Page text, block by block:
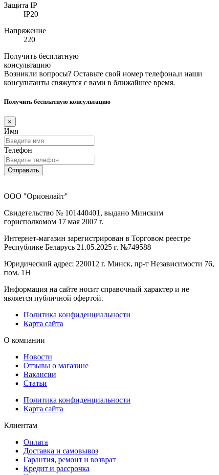
Защита IP
IP20
Напряжение
220
Получить бесплатную
консультацию
Возникли вопросы? Оставьте свой номер телефона,и наши
консультанты свяжутся с вами в ближайшее время.
Получить бесплатную консультацию
×
Имя
Телефон
Отправить
ООО "Орионлайт"
Свидетельство № 101440401, выдано Минским
горисполкомом 17 мая 2007 г.
Интернет-магазин зарегистрирован в Торговом реестре
Республике Беларусь 21.05.2025 г. №749588
Юридический адрес: 220012 г. Минск, пр-т Независимости 76,
пом. 1Н
Информация на сайте носит справочный характер и не
является публичной офертой.
Политика конфиденциальности
Карта сайта
О компании
Новости
Отзывы о магазине
Вакансии
Статьи
Политика конфиденциальности
Карта сайта
Клиентам
Оплата
Доставка и самовывоз
Гарантия, ремонт и возврат
Кредит и рассрочка